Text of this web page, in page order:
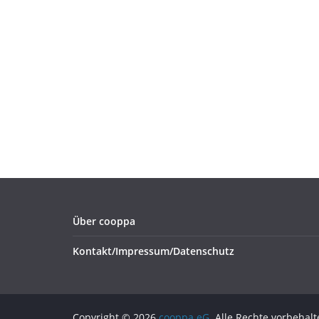
Über cooppa
Kontakt/Impressum/Datenschutz